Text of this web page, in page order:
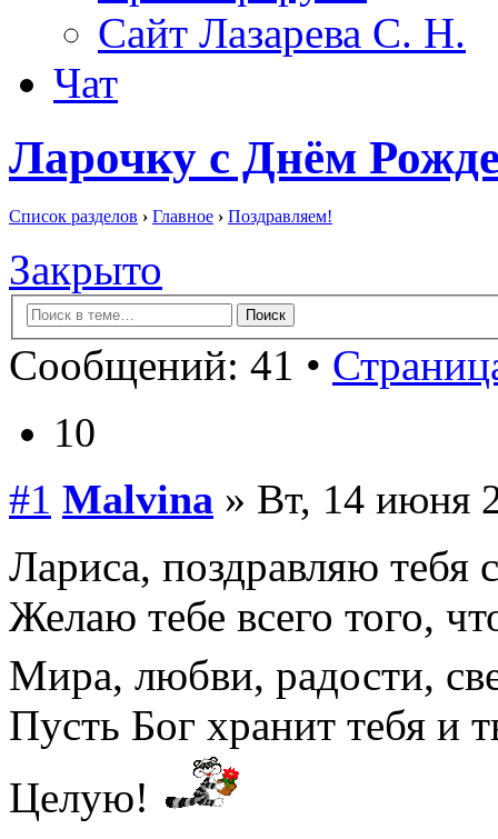
Сайт Лазарева С. Н.
Чат
Ларочку с Днём
Список разделов › Главное › Поздравляем!
Закрыто
Сообщений: 41 •
10
#1 Malvina » Вт, 14 июня
Лариса, поздравляю
Желаю тебе всего того,
Мира, любви, радости,
Пусть Бог хранит тебя и
Целую!